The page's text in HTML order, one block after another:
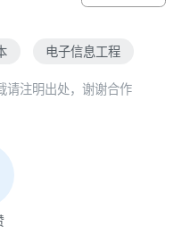
IC设计与半导体等
掌握现代电子技术与
应电子信息产业高
求。
电子信息工程
请注明出处，谢谢合作